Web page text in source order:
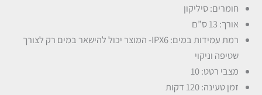
חומרים: סיליקון
אורך: 13 ס”ם
רמת עמידות במים: IPX6- המוצר יכול להישאר במים רק לצורך
שטיפה וניקוי
מצבי רטט: 10
זמן טעינה: 120 דקות